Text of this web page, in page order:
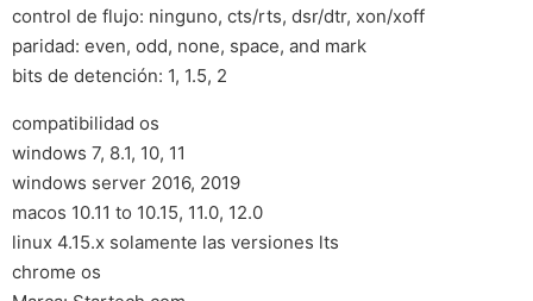
control de flujo: ninguno, cts/rts, dsr/dtr, xon/xoff
paridad: even, odd, none, space, and mark
bits de detención: 1, 1.5, 2
compatibilidad os
windows 7, 8.1, 10, 11
windows server 2016, 2019
macos 10.11 to 10.15, 11.0, 12.0
linux 4.15.x solamente las versiones lts
chrome os